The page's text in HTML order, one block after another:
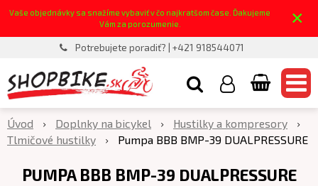
Vaše objednávky sa snažíme vybaviť v čo najkratšom čase. Ďakujeme
Vám za porozumenie.
×
Potrebujete poradiť? | +421 918544071
Úvod Doplnky na bicykel
Hustilky a kompresory
Tlmičové hustilky
Pumpa BBB BMP-39 DUALPRESSURE
PUMPA BBB BMP-39 DUALPRESSURE